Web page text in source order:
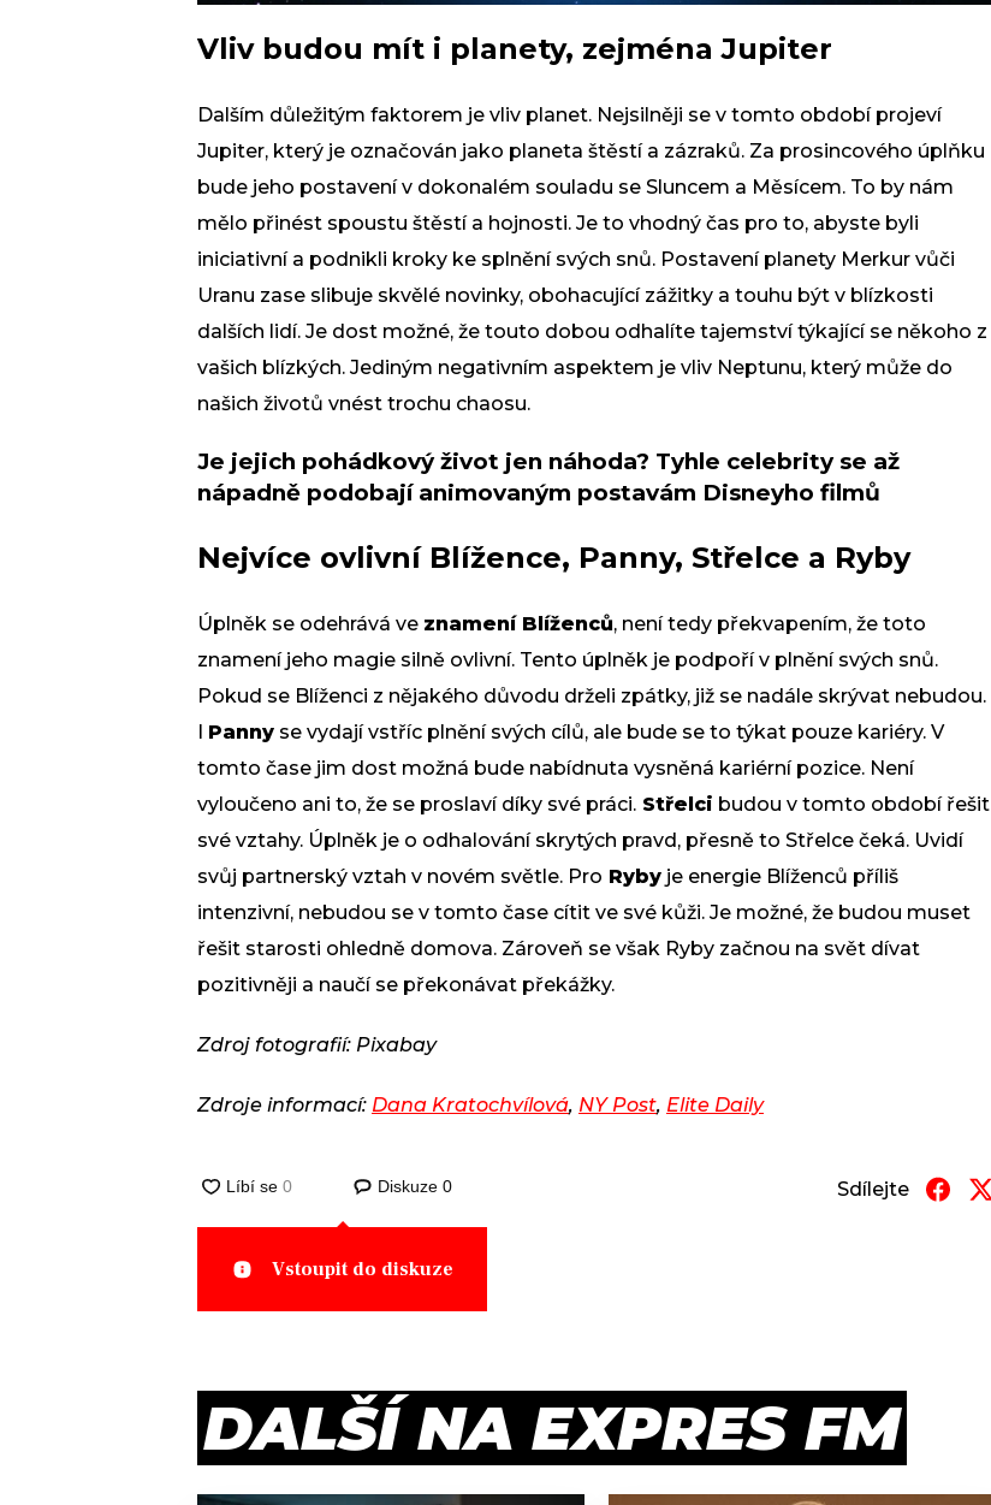
Vliv budou mít i planety, zejména Jupiter
Dalším důležitým faktorem je vliv planet. Nejsilněji se v tomto období projeví
Jupiter, který je označován jako planeta štěstí a zázraků. Za prosincového úplňku
bude jeho postavení v dokonalém souladu se Sluncem a Měsícem. To by nám
mělo přinést spoustu štěstí a hojnosti. Je to vhodný čas pro to, abyste byli
iniciativní a podnikli kroky ke splnění svých snů. Postavení planety Merkur vůči
Uranu zase slibuje skvělé novinky, obohacující zážitky a touhu být v blízkosti
dalších lidí. Je dost možné, že touto dobou odhalíte tajemství týkající se někoho z
vašich blízkých. Jediným negativním aspektem je vliv Neptunu, který může do
našich životů vnést trochu chaosu.
Je jejich pohádkový život jen náhoda? Tyhle celebrity se až
nápadně podobají animovaným postavám Disneyho filmů
Nejvíce ovlivní Blížence, Panny, Střelce a Ryby
Úplněk se odehrává ve znamení Blíženců, není tedy překvapením, že toto
znamení jeho magie silně ovlivní. Tento úplněk je podpoří v plnění svých snů.
Pokud se Blíženci z nějakého důvodu drželi zpátky, již se nadále skrývat nebudou.
Panny se vydají vstříc plnění svých cílů, ale bude se to týkat pouze kariéry. V
tomto čase jim dost možná bude nabídnuta vysněná kariérní pozice. Není
vyloučeno ani to, že se proslaví díky své práci. Střelci budou v tomto období řešit
své vztahy. Úplněk je o odhalování skrytých pravd, přesně to Střelce čeká. Uvidí
svůj partnerský vztah v novém světle. Pro Ryby je energie Blíženců příliš
intenzivní, nebudou se v tomto čase cítit ve své kůži. Je možné, že budou muset
řešit starosti ohledně domova. Zároveň se však Ryby začnou na svět dívat
pozitivněji a naučí se překonávat překážky.
Zdroj fotografií: Pixabay
Zdroje informací: Dana Kratochvílová, NY Post, Elite Daily
Diskuze 0
Vstoupit do diskuze
Sdílejte
DALŠÍ NA EXPRES FM